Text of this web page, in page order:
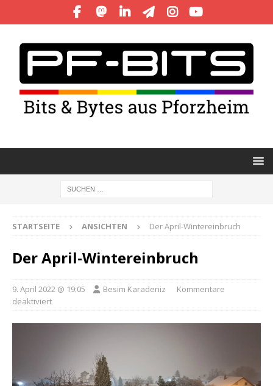
STARTSEITE ANSICHTEN Der April-Wintereinbruch
Der April-Wintereinbruch
9. April 2022 @ 19:05 Besim Karadeniz
Kommentare
deaktiviert